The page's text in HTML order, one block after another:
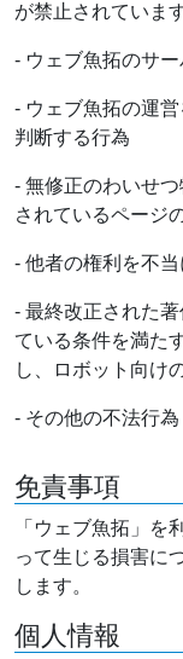
が禁止されています
- ウェブ魚拓のサ
- ウェブ魚拓の運
判断する行為
- 無修正のわいせ
されているページ
- 他者の権利を不
- 最終改正された
ている条件を満た
し、ロボット向け
- その他の不法行為
免責事項
「ウェブ魚拓」を
って生じる損害に
します。
個人情報